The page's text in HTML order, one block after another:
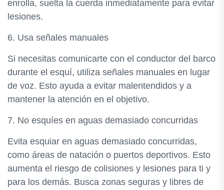
enrolla, suelta la cuerda inmediatamente para evitar
lesiones.
6. Usa señales manuales
Si necesitas comunicarte con el conductor del barco
durante el esquí, utiliza señales manuales en lugar
de voz. Esto ayuda a evitar malentendidos y a
mantener la atención en el objetivo.
7. No esquíes en aguas demasiado concurridas
Evita esquiar en aguas demasiado concurridas,
como áreas de natación o puertos deportivos. Esto
aumenta el riesgo de colisiones y lesiones para ti y
para los demás. Busca zonas seguras y libres de